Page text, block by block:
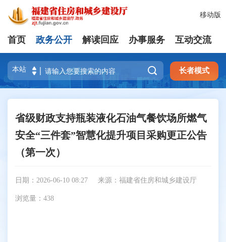
移动版
首页 政务公开 解读回应 办事服务 互动交流
 长者模式
省级财政支持瓶装液化石油气餐饮场所燃气
安全“三件套”智慧化提升项目采购更正公告
（第一次）
日期：2026-06-10 08:27 来源：福建省住房和城乡建设厅
浏览量： 438